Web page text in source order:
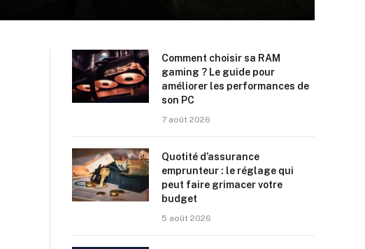
Comment choisir sa RAM
gaming ? Le guide pour
améliorer les performances de
son PC
7 août 2026
Quotité d’assurance
emprunteur : le réglage qui
peut faire grimacer votre
budget
5 août 2026